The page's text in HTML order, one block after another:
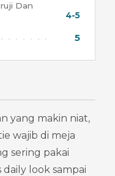
Dan
4-5
5
yang makin niat,
wajib di meja
sering pakai
look sampai